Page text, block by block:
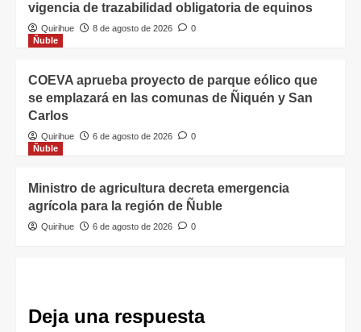
vigencia de trazabilidad obligatoria de equinos
Quirihue 8 de agosto de 2026
0
Ñuble
COEVA aprueba proyecto de parque eólico que
se emplazará en las comunas de Ñiquén y San
Carlos
Quirihue 6 de agosto de 2026
0
Ñuble
Ministro de agricultura decreta emergencia
agrícola para la región de Ñuble
Quirihue 6 de agosto de 2026 0
Deja una respuesta